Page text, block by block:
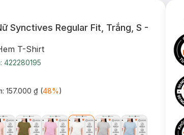
Synctives Regular Fit, Trắng, S -
T-Shirt
422280195
157.000 ₫(48%)